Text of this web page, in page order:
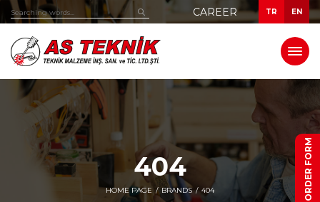
CAREER TR EN
ORDER FORM
404
HOME PAGE BRANDS 404